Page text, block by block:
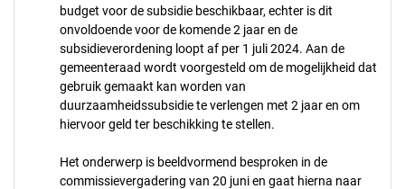
budget voor de subsidie beschikbaar, echter is dit
onvoldoende voor de komende 2 jaar en de
subsidieverordening loopt af per 1 juli 2024. Aan de
gemeenteraad wordt voorgesteld om de mogelijkheid dat
gebruik gemaakt kan worden van
duurzaamheidssubsidie te verlengen met 2 jaar en om
hiervoor geld ter beschikking te stellen.
Het onderwerp is beeldvormend besproken in de
commissievergadering van 20 juni en gaat hierna naar